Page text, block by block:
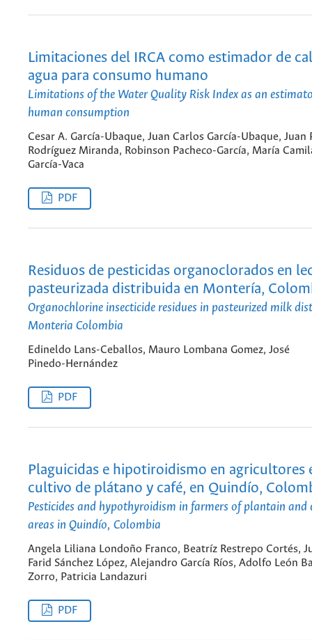
Limitaciones del IRCA como estimador de
agua para consumo humano
Limitations of the Water Quality Risk Index as an
human consumption
Cesar A. García-Ubaque, Juan Carlos García-Ubaque, Juan
Rodríguez Miranda, Robinson Pacheco-García, María
García-Vaca
PDF
Residuos de pesticidas organoclorados en
pasteurizada distribuida en Montería,
Organochlorine insecticide residues in pasteurized milk
Monteria Colombia
Edineldo Lans-Ceballos, Mauro Lombana Gomez, José
Pinedo-Hernández
PDF
Plaguicidas e hipotiroidismo en agricultores
cultivo de plátano y café, en Quindío,
Pesticides and hypothyroidism in farmers of plantain and
areas in Quindío, Colombia
Angela Liliana Londoño Franco, Beatríz Restrepo Cortés,
Farid Sánchez López, Alejandro García Ríos, Adolfo León
Zorro, Patricia Landazuri
PDF